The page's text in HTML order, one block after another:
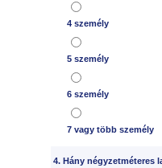
4 személy
5 személy
6 személy
7 vagy több személy
4. Hány négyzetméteres